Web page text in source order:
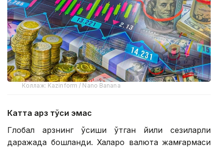
Коллаж: Kazinform / Nano Banana
Катта қарз тўсиқ эмас
Глобал қарзнинг ўсиши ўтган йили сезиларли
даражада бошланди. Халқаро валюта жамғармаси